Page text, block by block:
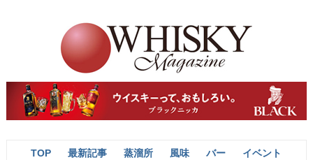
TOP 最新記事 蒸溜所 風味 バー イベント